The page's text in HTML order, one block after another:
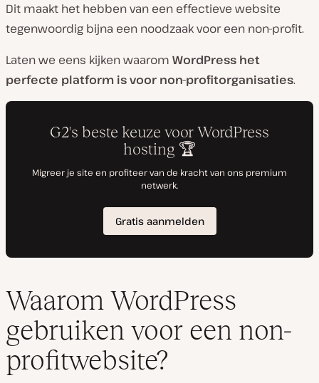
Dit maakt het hebben van een effectieve website
tegenwoordig bijna een noodzaak voor een non-profit.
Laten we eens kijken waarom WordPress het
perfecte platform is voor non-profitorganisaties.
Waarom WordPress
gebruiken voor een non-
profitwebsite?